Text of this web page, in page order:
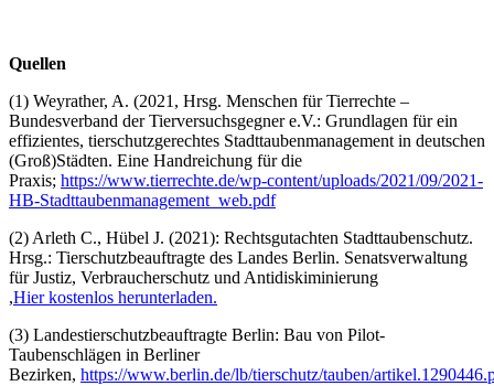
Quellen
(1) Weyrather, A. (2021, Hrsg. Menschen für Tierrechte –
Bundesverband der Tierversuchsgegner e.V.: Grundlagen für ein
effizientes, tierschutzgerechtes Stadttaubenmanagement in deutschen
(Groß)Städten. Eine Handreichung für die
Praxis; https://www.tierrechte.de/wp-content/uploads/2021/09/2021-
HB-Stadttaubenmanagement_web.pdf
(2) Arleth C., Hübel J. (2021): Rechtsgutachten Stadttaubenschutz.
Hrsg.: Tierschutzbeauftragte des Landes Berlin. Senatsverwaltung
für Justiz, Verbraucherschutz und Antidiskiminierung
,Hier kostenlos herunterladen.
(3) Landestierschutzbeauftragte Berlin: Bau von Pilot-
Taubenschlägen in Berliner
Bezirken, https://www.berlin.de/lb/tierschutz/tauben/